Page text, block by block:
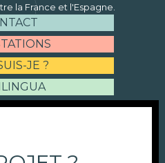
la France et l'Espagne.
JE ?